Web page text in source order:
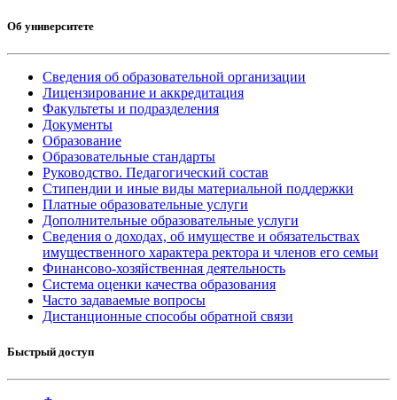
Об университете
Сведения об образовательной организации
Лицензирование и аккредитация
Факультеты и подразделения
Документы
Образование
Образовательные стандарты
Руководство. Педагогический состав
Стипендии и иные виды материальной поддержки
Платные образовательные услуги
Дополнительные образовательные услуги
Сведения о доходах, об имуществе и обязательствах
имущественного характера ректора и членов его семьи
Финансово-хозяйственная деятельность
Система оценки качества образования
Часто задаваемые вопросы
Дистанционные способы обратной связи
Быстрый доступ